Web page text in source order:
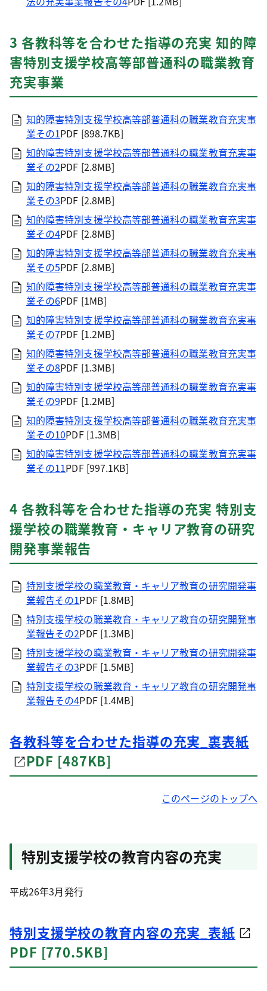
3 各教科等を合わせた指導の充実 知的障
害特別支援学校高等部普通科の職業教育
充実事業
知的障害特別支援学校高等部普通科の職業教育充実事
業その1PDF [898.7KB]
知的障害特別支援学校高等部普通科の職業教育充実事
業その2PDF [2.8MB]
知的障害特別支援学校高等部普通科の職業教育充実事
業その3PDF [2.8MB]
知的障害特別支援学校高等部普通科の職業教育充実事
業その4PDF [2.8MB]
知的障害特別支援学校高等部普通科の職業教育充実事
業その5PDF [2.8MB]
知的障害特別支援学校高等部普通科の職業教育充実事
業その6PDF [1MB]
知的障害特別支援学校高等部普通科の職業教育充実事
業その7PDF [1.2MB]
知的障害特別支援学校高等部普通科の職業教育充実事
業その8PDF [1.3MB]
知的障害特別支援学校高等部普通科の職業教育充実事
業その9PDF [1.2MB]
知的障害特別支援学校高等部普通科の職業教育充実事
業その10PDF [1.3MB]
知的障害特別支援学校高等部普通科の職業教育充実事
業その11PDF [997.1KB]
4 各教科等を合わせた指導の充実 特別支
援学校の職業教育・キャリア教育の研究
開発事業報告
特別支援学校の職業教育・キャリア教育の研究開発事
業報告その1PDF [1.8MB]
特別支援学校の職業教育・キャリア教育の研究開発事
業報告その2PDF [1.3MB]
特別支援学校の職業教育・キャリア教育の研究開発事
業報告その3PDF [1.5MB]
特別支援学校の職業教育・キャリア教育の研究開発事
業報告その4PDF [1.4MB]
各教科等を合わせた指導の充実_裏表紙
PDF [487KB]
このページのトップへ
特別支援学校の教育内容の充実
平成26年3月発行
特別支援学校の教育内容の充実_表紙
PDF [770.5KB]